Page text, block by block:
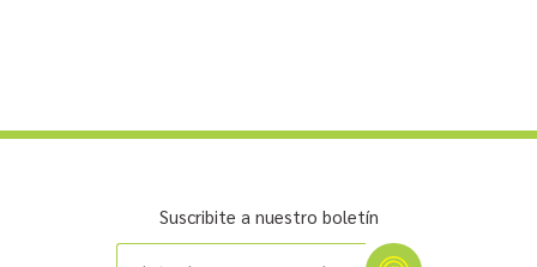
Suscribite a nuestro boletín